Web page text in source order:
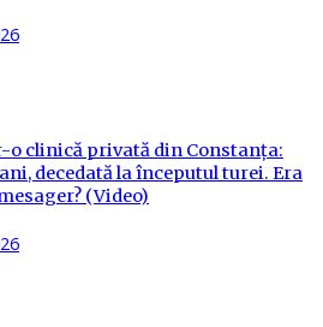
clinică privată din Constanța:
decedată la începutul turei. Era
(Video)